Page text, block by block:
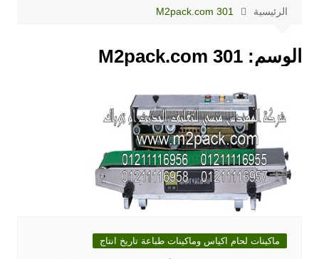
الرئيسية M2pack.com 301
الوسم: M2pack.com 301
ماكينات لحام اكياس وماكينات طباعة تاريخ انتاج